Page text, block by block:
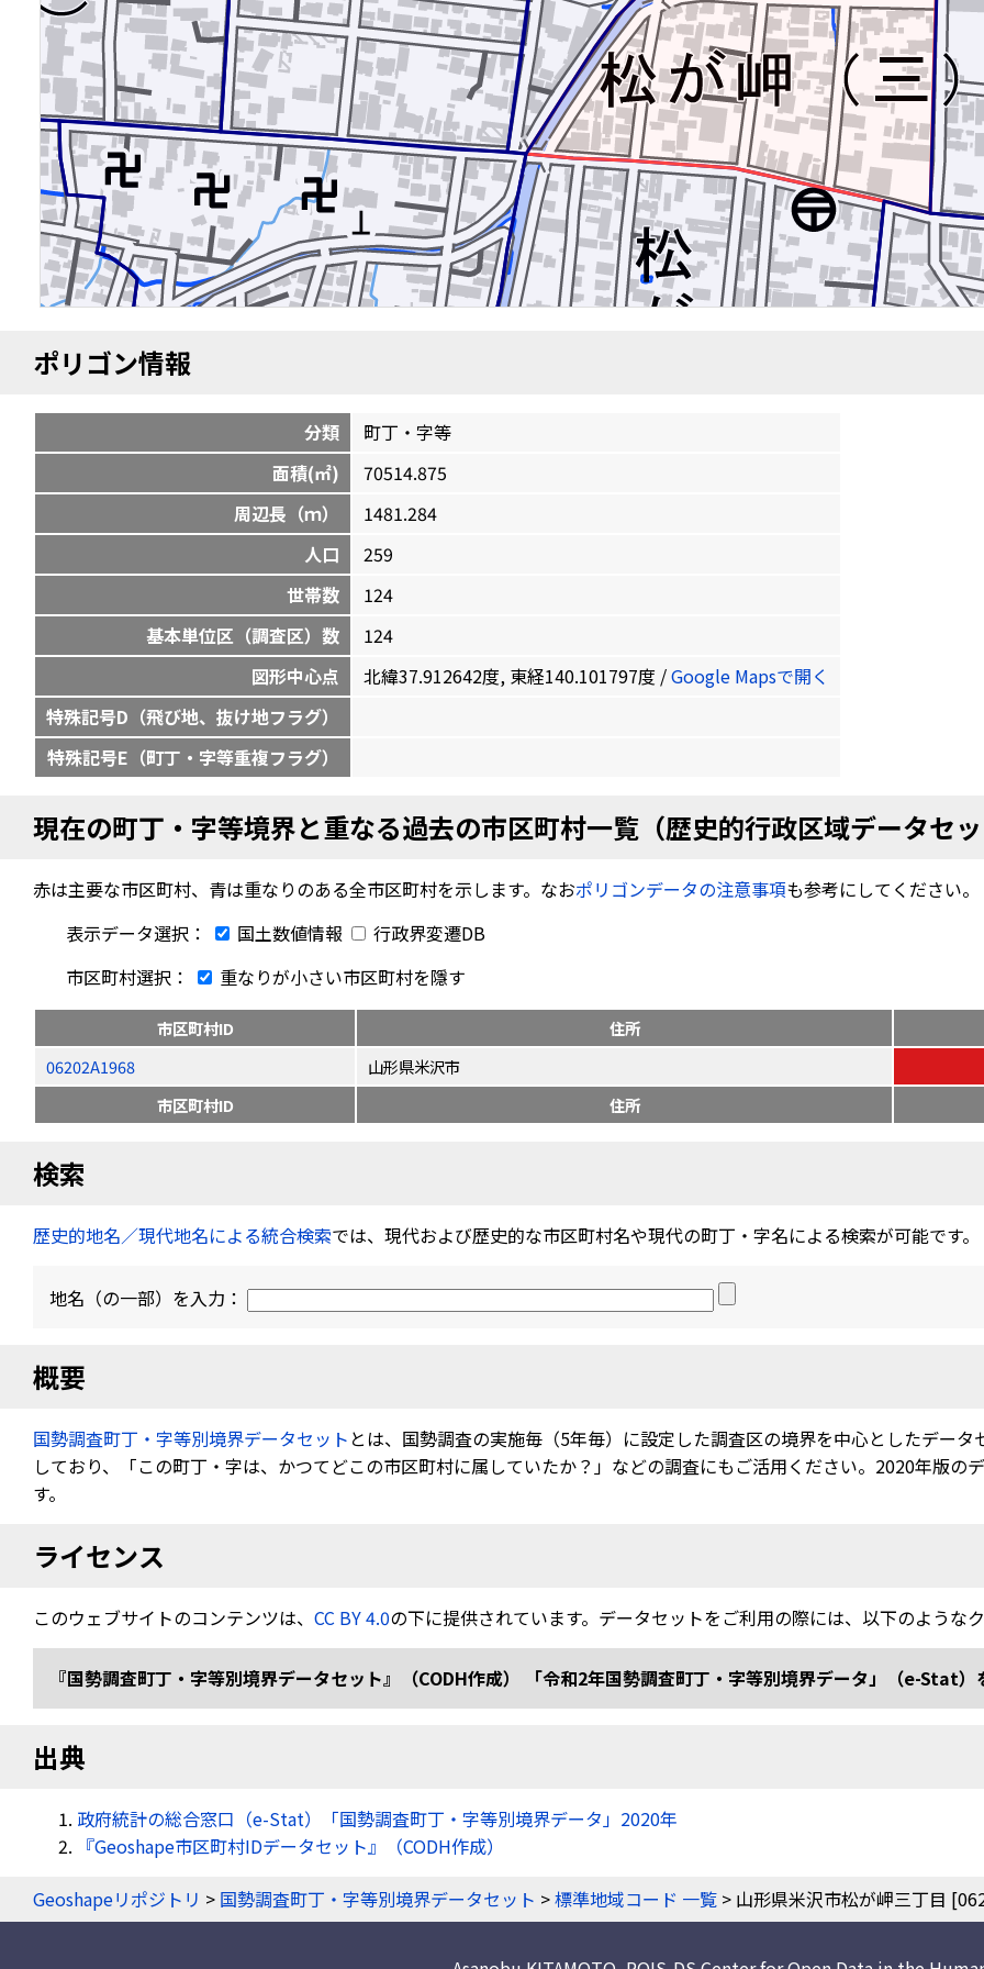
ポリゴン情報
分類
町丁・字等
面積(㎡)
70514.875
周辺長（ｍ）
1481.284
人口
259
世帯数
124
基本単位区（調査区）数
124
図形中心点
北緯37.912642度, 東経140.101797度 /Google Mapsで開く
特殊記号D（飛び地、抜け地フラグ）
特殊記号E（町丁・字等重複フラグ）
現在の町丁・字等境界と重なる過去の市区町村一覧（歴史的行政区域データセ
赤は主要な市区町村、青は重なりのある全市区町村を示します。なおポリゴンデータの注意事項も参考にしてください。
表示データ選択：
国土数値情報
行政界変遷DB
市区町村選択：
重なりが小さい市区町村を隱す
市区町村ID
住所
06202A1968
山形県米沢市
市区町村ID
住所
検索
歴史的地名／現代地名による統合検索では、現代および歴史的な市区町村名や現代の町丁・字名による検索が可能です。
地名（の一部）を入力：
概要
国勢調査町丁・字等別境界データセット とは、国勢調査の実施毎（5年毎）に設定した調査区の境界を中心としたデータ
しており、「この町丁・字は、かつてどこの市区町村に属していたか？」などの調査にもご活用ください。2020年版
す。
ライセンス
このウェブサイトのコンテンツは、 CC BY 4.0の下に提供されています。データセットをご利用の際には、以下のような
『国勢調査町丁・字等別境界データセット』（CODH作成） 「令和2年国勢調査町丁・字等別境界データ」（e-Stat
出典
政府統計の総合窓口（e-Stat）「国勢調査町丁・字等別境界データ」2020年
『Geoshape市区町村IDデータセット』（CODH作成）
Geoshapeリポジトリ > 国勢調査町丁・字等別境界データセット >標準地域コード 一覧 > 山形県米沢市松が岬三丁目